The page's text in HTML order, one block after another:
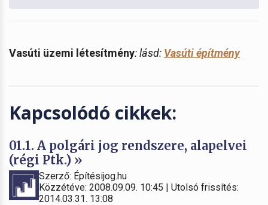
Vasúti üzemi létesítmény: lásd: Vasúti építmény
Kapcsolódó cikkek:
01.1. A polgári jog rendszere, alapelvei
(régi Ptk.) »
Szerző: Építésijog.hu
Közzétéve: 2008.09.09. 10:45 | Utolsó frissítés:
2014.03.31. 13:08